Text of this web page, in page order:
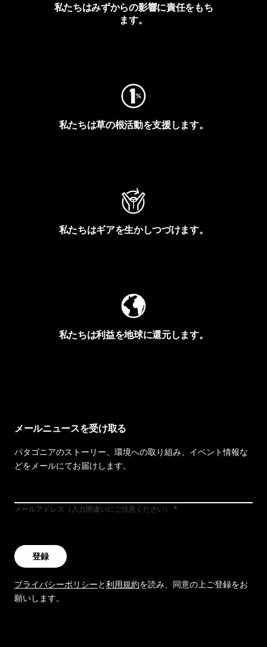
私たちはみずからの影響に責任をもち
ます。
私たちは草の根活動を支援します。
私たちはギアを生かしつづけます。
私たちは利益を地球に還元します。
メールニュースを受け取る
パタゴニアのストーリー、環境への取り組み、イベント情報な
どをメールにてお届けします。
メールアドレス（入力間違いにご注意ください）
登録
プライバシーポリシーと利用規約を読み、同意の上ご登録をお
願いします。